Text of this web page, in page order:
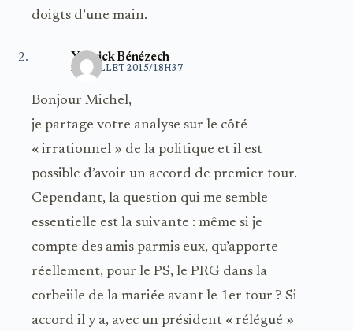
doigts d’une main.
Yannick Bénézech
20 JUILLET 2015/18H37
Bonjour Michel,
je partage votre analyse sur le côté
« irrationnel » de la politique et il est
possible d’avoir un accord de premier tour.
Cependant, la question qui me semble
essentielle est la suivante : même si je
compte des amis parmis eux, qu’apporte
réellement, pour le PS, le PRG dans la
corbeiile de la mariée avant le 1er tour ? Si
accord il y a, avec un président « rélégué »